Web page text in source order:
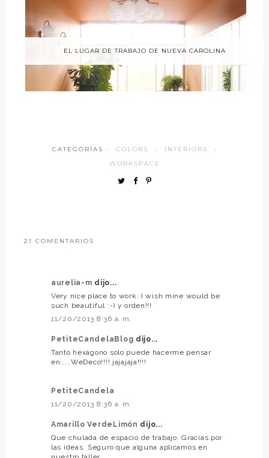
EL LUGAR DE TRABAJO DE NUEVA CAROLINA
CATEGORÍAS · COLORS · INTERIORS
·
WORKSPACE
21 COMENTARIOS
aurelia-m dijo...
Very nice place to work. I wish mine would be
such beautiful :-) y orden!!!
11/20/2013 8:36 a. m.
PetiteCandelaBlog dijo...
Tanto hexágono solo puede hacerme pensar
en.....WeDeco!!!! jajajaja!!!!
PetiteCandela
11/20/2013 8:36 a. m.
Amarillo VerdeLimón dijo...
Que chulada de espacio de trabajo. Gracias por
las ideas. Seguro que alguna aplicamos en